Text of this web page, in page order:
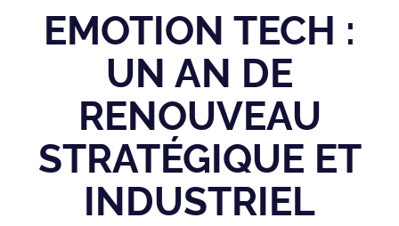
EMOTION TECH :
UN AN DE
RENOUVEAU
STRATÉGIQUE ET
INDUSTRIEL